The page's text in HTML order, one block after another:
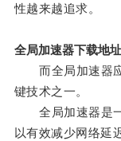
性越来越追求。
全局加速器下载地址
而全局加速器应
键技术之一。
全局加速器是一
以有效减少网络延